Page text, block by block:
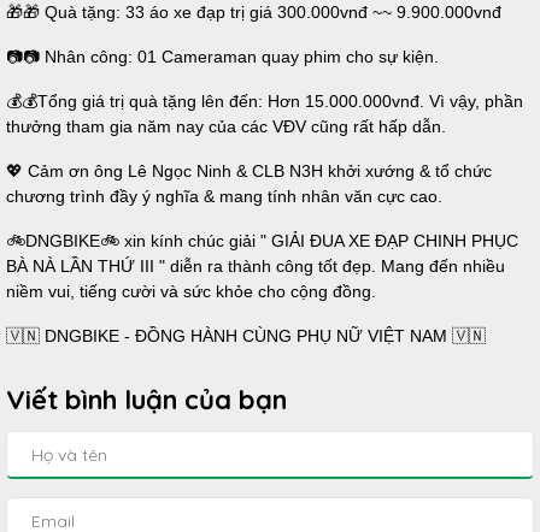
🎁🎁 Quà tặng: 33 áo xe đạp trị giá 300.000vnđ ~~ 9.900.000vnđ
📷📷 Nhân công: 01 Cameraman quay phim cho sự kiện.
💰💰Tổng giá trị quà tặng lên đến: Hơn 15.000.000vnđ. Vì vậy, phần
thưởng tham gia năm nay của các VĐV cũng rất hấp dẫn.
💖 Cảm ơn ông Lê Ngọc Ninh & CLB N3H khởi xướng & tổ chức
chương trình đầy ý nghĩa & mang tính nhân văn cực cao.
🚲DNGBIKE🚲 xin kính chúc giải " GIẢI ĐUA XE ĐẠP CHINH PHỤC
BÀ NÀ LẦN THỨ III " diễn ra thành công tốt đẹp. Mang đến nhiều
niềm vui, tiếng cười và sức khỏe cho cộng đồng.
🇻🇳 DNGBIKE - ĐỒNG HÀNH CÙNG PHỤ NỮ VIỆT NAM 🇻🇳
Viết bình luận của bạn